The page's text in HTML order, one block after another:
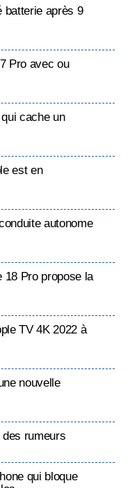
batterie après 9
Pro avec ou
cache un
est en
autonome
18 Pro propose la
TV 4K 2022 à
nouvelle
rumeurs
qui bloque